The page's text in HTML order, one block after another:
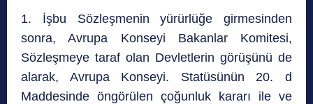
1. İşbu Sözleşmenin yürürlüğe girmesinden
sonra, Avrupa Konseyi Bakanlar Komitesi,
Sözleşmeye taraf olan Devletlerin görüşünü de
alarak, Avrupa Konseyi. Statüsünün 20. d
Maddesinde öngörülen çoğunluk kararı ile ve